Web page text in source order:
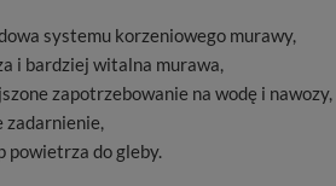
systemu korzeniowego murawy,
i bardziej witalna murawa,
zapotrzebowanie na wodę i nawozy,
zadarnienie,
powietrza do gleby.